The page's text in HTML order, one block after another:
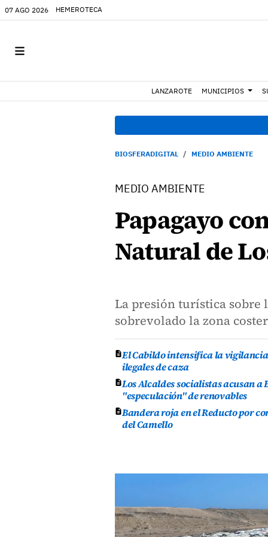
07 AGO 2026 HEMEROTECA
LANZAROTE MUNICIPIOS
BIOSFERADIGITAL MEDIO AMBIENTE
MEDIO AMBIENTE
Papagayo
Natural de
La presión turística sobre
sobrevolado la zona
El Cabildo intensifica la
ilegales de caza
Los Alcaldes socialistas acusan
"especulación" de renovables
Bandera roja en el Reducto por
del Camello